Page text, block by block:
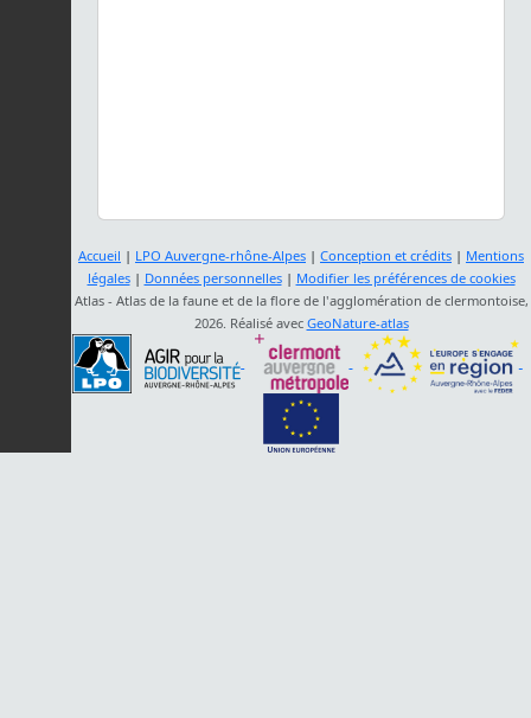
Accueil | LPO Auvergne-rhône-Alpes | Conception et crédits | Mentions
légales| Données personnelles| Modifier les préférences de cookies
Atlas - Atlas de la faune et de la flore de l'agglomération de clermontoise,
2026. Réalisé avec GeoNature-atlas